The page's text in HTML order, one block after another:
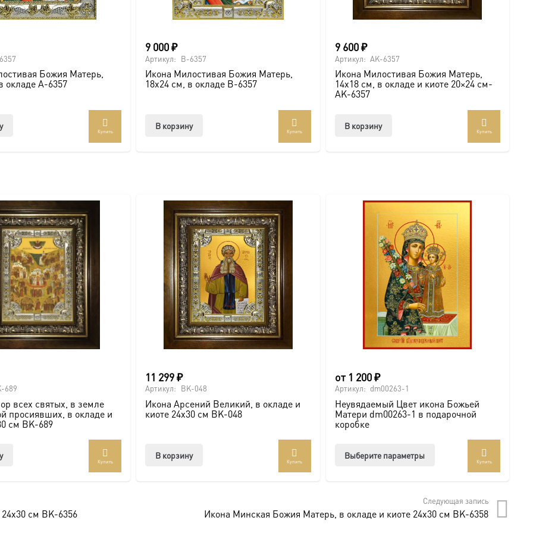
по золочению.
образа в стильном и солидном обрамлении.
Подписывайтесь на нашу группу ВКонтакте: https://vk.com/ikonaspas
Божия Матерь,
окладе A-6357
Купить
9 000₽
Артикул: B-6357
Икона Милостивая Божия Матерь,
18х24 см, в окладе B-6357
В корзину
Купить
9 600₽
Артикул: AK-6357
Икона Милостивая Божия Матерь,
14х18 см, в окладе и киоте 20×24 см-
AK-6357
В корзину
Купить
689
всех святых, в земле
просиявших, в окладе и
см BK-689
Купить
11 299₽
Артикул: BK-048
Икона Арсений Великий, в окладе и
киоте 24х30 см BK-048
В корзину
Купить
от 1 200₽
Артикул: dm00263-1
Неувядаемый Цвет икона Божьей
Матери dm00263-1 в подарочной
коробке
Выберите параметры
вариаций.
Купить
см BK-6356
Следующая запись
Икона Минская Божия Матерь, в окладе и киоте 24х30 см BK-6358